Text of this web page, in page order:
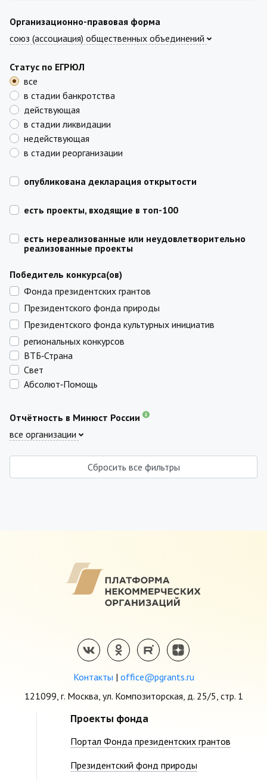
Организационно-правовая форма
союз (ассоциация) общественных объединений
Статус по ЕГРЮЛ
все
в стадии банкротства
действующая
в стадии ликвидации
недействующая
в стадии реорганизации
опубликована декларация открытости
есть проекты, входящие в топ-100
есть нереализованные или неудовлетворительно
реализованные проекты
Победитель конкурса(ов)
Фонда президентских грантов
Президентского фонда природы
Президентского фонда культурных инициатив
региональных конкурсов
ВТБ‑Страна
Свет
Абсолют‑Помощь
Отчётность в Минюст России
все организации
Сбросить все фильтры
Контакты | office@pgrants.ru
121099, г. Москва, ул. Композиторская, д. 25/5, стр. 1
Проекты фонда
Портал Фонда президентских грантов
Президентский фонд природы